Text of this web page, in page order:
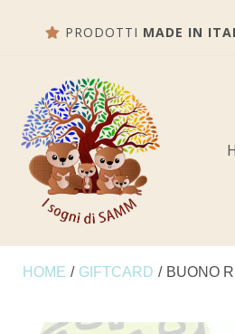
PRODOTTI MADE IN
HOME / GIFTCARD / BUONO